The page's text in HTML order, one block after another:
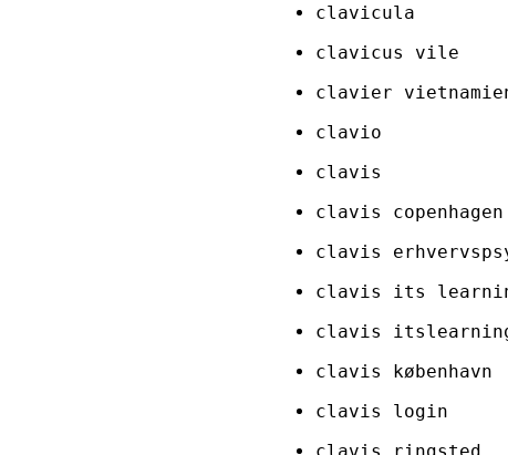
clavicula
clavicus vile
clavier
clavio
clavis
clavis copenhagen
clavis
clavis its
clavis
clavis københavn
clavis login